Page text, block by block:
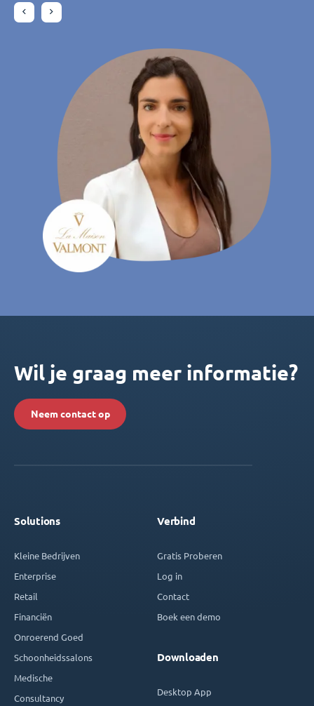
Daniela Rohrmann
KG
Wil je graag meer informatie?
Neem contact op
Solutions
Kleine Bedrijven
Enterprise
Retail
Financiën
Onroerend Goed
Schoonheidssalons
Medische
Consultancy
Verbind
Gratis Proberen
Log in
Contact
Boek een demo
Downloaden
Desktop App